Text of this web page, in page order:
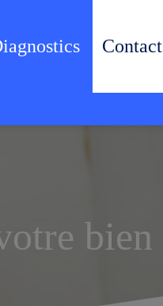
Contact
bien